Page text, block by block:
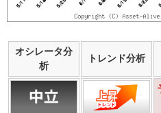
オシレータ分
析
トレンド分析